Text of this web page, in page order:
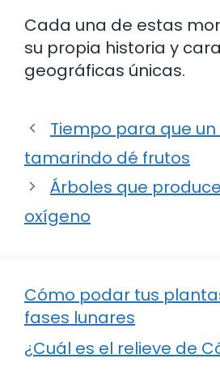
Cada una de estas
su propia historia y
geográficas únicas.
Tiempo para que
tamarindo dé frutos
Árboles que
oxígeno
Cómo podar tus
fases lunares
¿Cuál es el relieve de